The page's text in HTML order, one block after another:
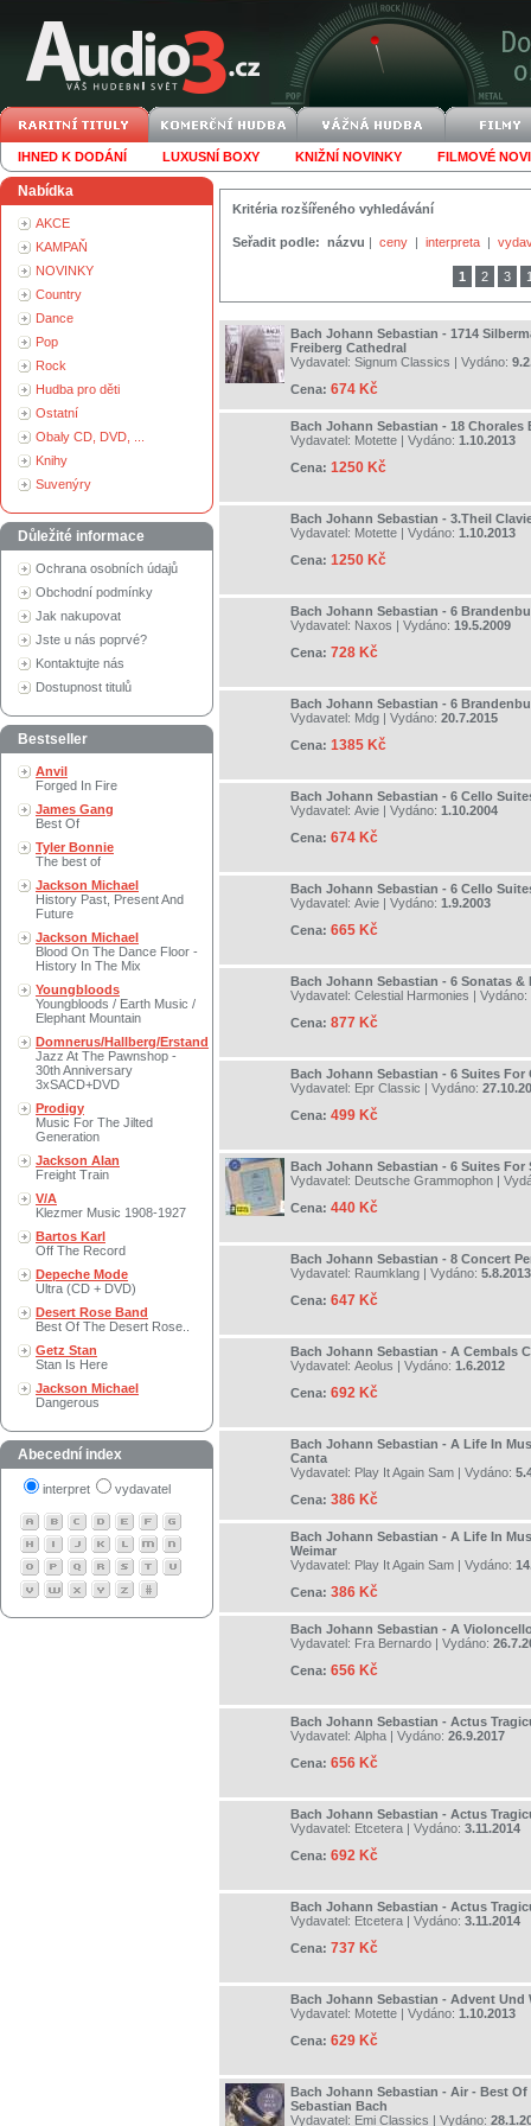
IHNED K DODÁNÍ LUXUSNÍ BOXY KNIŽNÍ NOVINKY FILMOVÉ
Nabídka
AKCE
KAMPAŇ
NOVINKY
Country
Dance
Pop
Rock
Hudba pro děti
Ostatní
Obaly CD, DVD, ...
Knihy
Suvenýry
Důležité informace
Ochrana osobních údajů
Obchodní podmínky
Jak nakupovat
Jste u nás poprvé?
Kontaktujte nás
Dostupnost titulů
Bestseller
Anvil
Forged In Fire
James Gang
Best Of
Tyler Bonnie
The best of
Jackson Michael
History Past, Present And
Future
Jackson Michael
Blood On The Dance Floor -
History In The Mix
Youngbloods
Youngbloods / Earth Music /
Elephant Mountain
Domnerus/Hallberg/Erstand
Jazz At The Pawnshop -
30th Anniversary
3xSACD+DVD
Prodigy
Music For The Jilted
Generation
Jackson Alan
Freight Train
V/A
Klezmer Music 1908-1927
Bartos Karl
Off The Record
Depeche Mode
Ultra (CD + DVD)
Desert Rose Band
Best Of The Desert Rose..
Getz Stan
Stan Is Here
Jackson Michael
Dangerous
Abecední index
interpret vydavatel
Kritéria rozšířeného vyhledávání
Seřadit podle: názvu | ceny | interpreta |
1 2 3
Bach Johann Sebastian - 1714
Freiberg Cathedral
Vydavatel: Signum Classics | Vydáno:
Cena: 674 Kč
Bach Johann Sebastian - 18 Chorales
Vydavatel: Motette | Vydáno: 1.10.2013
Cena: 1250 Kč
Bach Johann Sebastian - 3.Theil
Vydavatel: Motette | Vydáno: 1.10.2013
Cena: 1250 Kč
Bach Johann Sebastian - 6
Vydavatel: Naxos | Vydáno: 19.5.2009
Cena: 728 Kč
Bach Johann Sebastian - 6
Vydavatel: Mdg | Vydáno: 20.7.2015
Cena: 1385 Kč
Bach Johann Sebastian - 6 Cello
Vydavatel: Avie | Vydáno: 1.10.2004
Cena: 674 Kč
Bach Johann Sebastian - 6 Cello
Vydavatel: Avie | Vydáno: 1.9.2003
Cena: 665 Kč
Bach Johann Sebastian - 6 Sonatas &
Vydavatel: Celestial Harmonies | Vydáno:
Cena: 877 Kč
Bach Johann Sebastian - 6 Suites For
Vydavatel: Epr Classic | Vydáno:
Cena: 499 Kč
Bach Johann Sebastian - 6 Suites
Vydavatel: Deutsche Grammophon |
Cena: 440 Kč
Bach Johann Sebastian - 8 Concert
Vydavatel: Raumklang | Vydáno: 5.8.2013
Cena: 647 Kč
Bach Johann Sebastian - A Cembals
Vydavatel: Aeolus | Vydáno: 1.6.2012
Cena: 692 Kč
Bach Johann Sebastian - A Life In
Canta
Vydavatel: Play It Again Sam | Vydáno:
Cena: 386 Kč
Bach Johann Sebastian - A Life In
Weimar
Vydavatel: Play It Again Sam | Vydáno:
Cena: 386 Kč
Bach Johann Sebastian - A
Vydavatel: Fra Bernardo | Vydáno:
Cena: 656 Kč
Bach Johann Sebastian - Actus
Vydavatel: Alpha | Vydáno: 26.9.2017
Cena: 656 Kč
Bach Johann Sebastian - Actus
Vydavatel: Etcetera | Vydáno: 3.11.2014
Cena: 692 Kč
Bach Johann Sebastian - Actus
Vydavatel: Etcetera | Vydáno: 3.11.2014
Cena: 737 Kč
Bach Johann Sebastian - Advent Und
Vydavatel: Motette | Vydáno: 1.10.2013
Cena: 629 Kč
Bach Johann Sebastian - Air - Best
Sebastian Bach
Vydavatel: Emi Classics | Vydáno: